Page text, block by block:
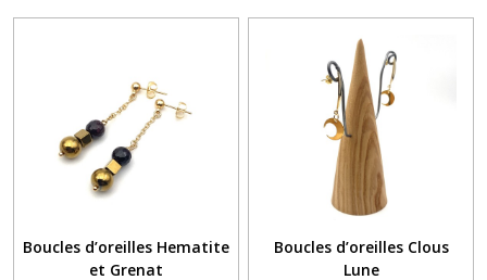
Boucles d’oreilles Hematite
et Grenat
Boucles d’oreilles Clous
Lune